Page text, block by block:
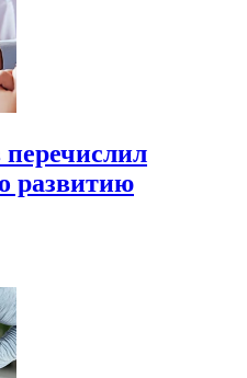
развитию